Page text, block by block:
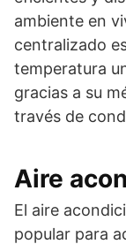
ambiente en
centralizado
temperatura
gracias a su
través de
Aire
El aire
popular para